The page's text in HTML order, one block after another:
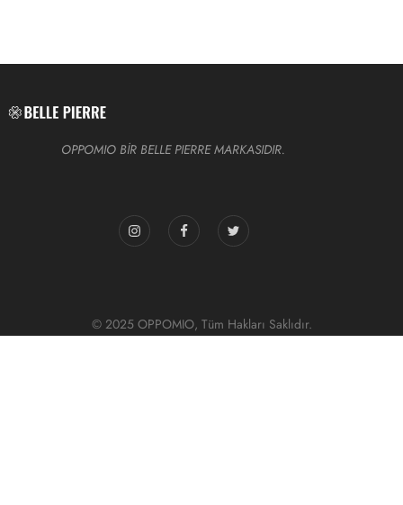
OPPOMIO BİR BELLE PIERRE MARKASIDIR.
© 2025 OPPOMIO, Tüm Hakları Saklıdır.